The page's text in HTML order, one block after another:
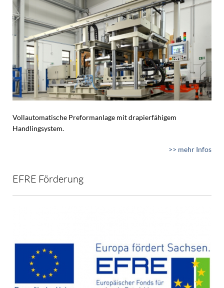
Vollautomatische Preformanlage mit drapierfähigem
Handlingsystem.
>> mehr Infos
EFRE Förderung